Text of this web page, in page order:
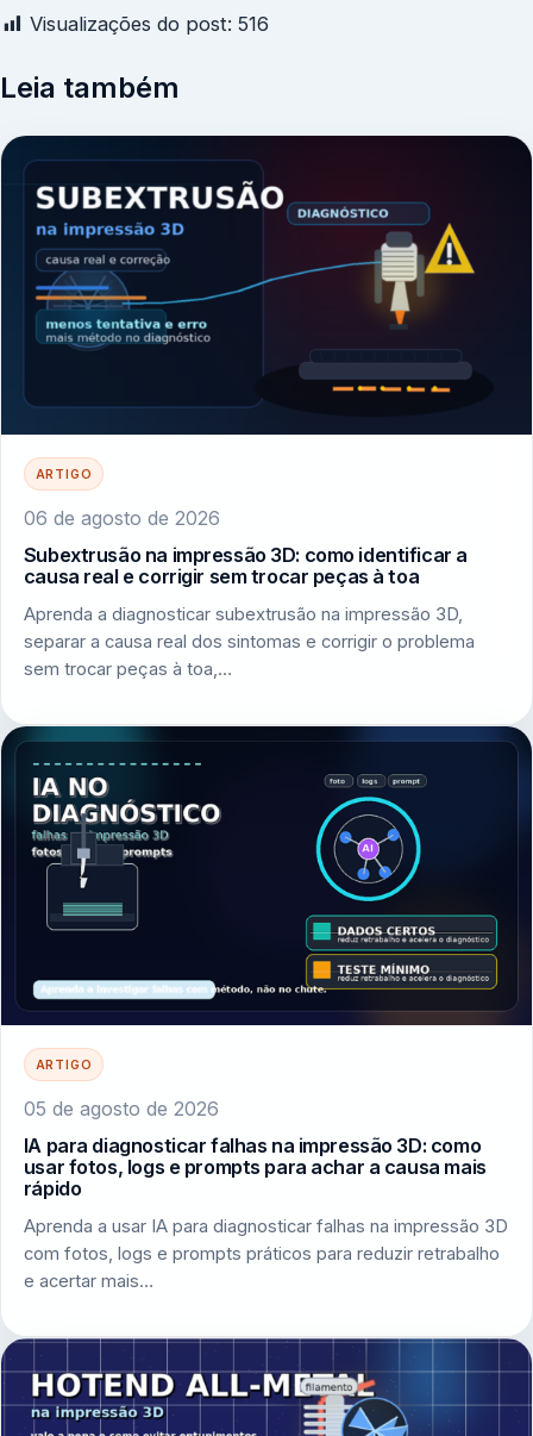
Visualizações do post: 516
Leia também
ARTIGO
06 de agosto de 2026
Subextrusão na impressão 3D: como identificar a
causa real e corrigir sem trocar peças à toa
Aprenda a diagnosticar subextrusão na impressão 3D,
separar a causa real dos sintomas e corrigir o problema
sem trocar peças à toa,…
ARTIGO
05 de agosto de 2026
IA para diagnosticar falhas na impressão 3D: como
usar fotos, logs e prompts para achar a causa mais
rápido
Aprenda a usar IA para diagnosticar falhas na impressão 3D
com fotos, logs e prompts práticos para reduzir retrabalho
e acertar mais…